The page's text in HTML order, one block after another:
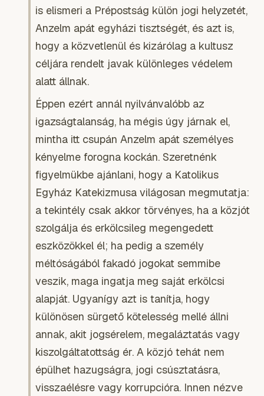
is elismeri a Prépostság külön jogi helyzetét,
Anzelm apát egyházi tisztségét, és azt is,
hogy a közvetlenül és kizárólag a kultusz
céljára rendelt javak különleges védelem
alatt állnak.
Éppen ezért annál nyilvánvalóbb az
igazságtalanság, ha mégis úgy járnak el,
mintha itt csupán Anzelm apát személyes
kényelme forogna kockán. Szeretnénk
figyelmükbe ajánlani, hogy a Katolikus
Egyház Katekizmusa világosan megmutatja:
a tekintély csak akkor törvényes, ha a közjót
szolgálja és erkölcsileg megengedett
eszközökkel él; ha pedig a személy
méltóságából fakadó jogokat semmibe
veszik, maga ingatja meg saját erkölcsi
alapját. Ugyanígy azt is tanítja, hogy
különösen sürgető kötelesség mellé állni
annak, akit jogsérelem, megaláztatás vagy
kiszolgáltatottság ér. A közjó tehát nem
épülhet hazugságra, jogi csúsztatásra,
visszaélésre vagy korrupcióra. Innen nézve